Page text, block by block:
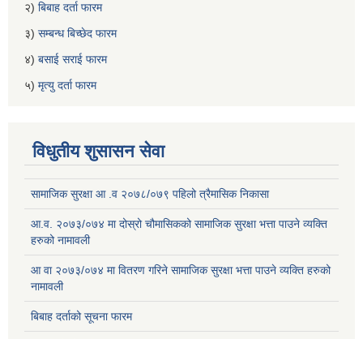
२) बिबाह दर्ता फारम
३) सम्बन्ध बिच्छेद फारम
४) बसाई सराई फारम
५) मृत्यु दर्ता फारम
विधुतीय शुसासन सेवा
सामाजिक सुरक्षा आ .व २०७८/०७९ पहिलो त्रैमासिक निकासा
आ.व. २०७३/०७४ मा दोस्रो चौमासिकको सामाजिक सुरक्षा भत्ता पाउने व्यक्ति
हरुको नामावली
आ वा २०७३/०७४ मा वितरण गरिने सामाजिक सुरक्षा भत्ता पाउने व्यक्ति हरुको
नामावली
बिबाह दर्ताको सूचना फारम